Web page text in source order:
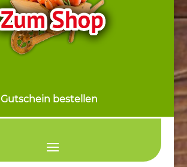
Gutschein bestellen